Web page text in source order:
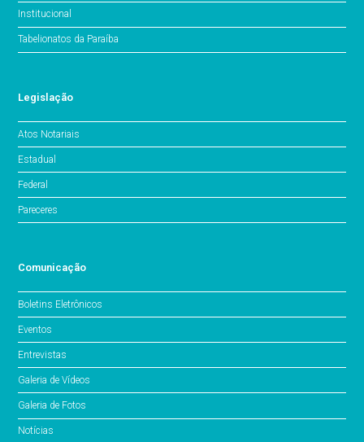
Institucional
Tabelionatos da Paraíba
Legislação
Atos Notariais
Estadual
Federal
Pareceres
Comunicação
Boletins Eletrônicos
Eventos
Entrevistas
Galeria de Vídeos
Galeria de Fotos
Notícias